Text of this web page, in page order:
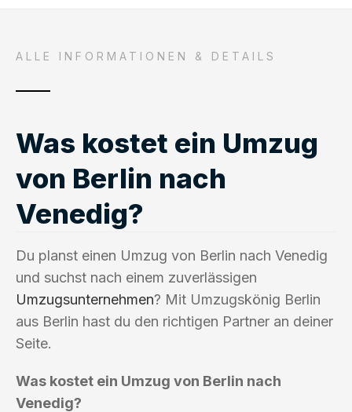
ALLE INFORMATIONEN & DETAILS
Was kostet ein Umzug
von Berlin nach
Venedig?
Du planst einen Umzug von Berlin nach Venedig
und suchst nach einem zuverlässigen
Umzugsunternehmen? Mit Umzugskönig Berlin
aus Berlin hast du den richtigen Partner an deiner
Seite.
Was kostet ein Umzug von Berlin nach
Venedig?